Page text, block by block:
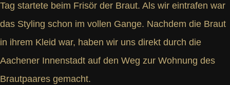
Tag startete beim Frisör der Braut. Als wir eintrafen war
das Styling schon im vollen Gange. Nachdem die Braut
in ihrem Kleid war, haben wir uns direkt durch die
Aachener Innenstadt auf den Weg zur Wohnung des
Brautpaares gemacht.